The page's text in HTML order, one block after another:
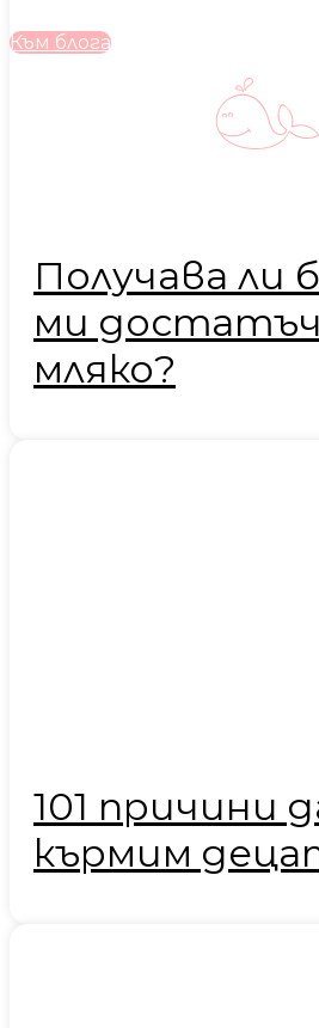
Към блога
Получава ли
ми
мляко?
101 причини
кърмим